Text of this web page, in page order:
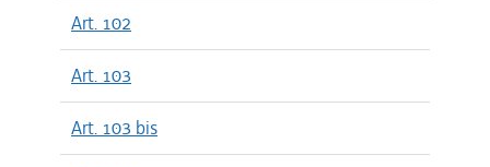
Art. 102
Art. 103
Art. 103 bis